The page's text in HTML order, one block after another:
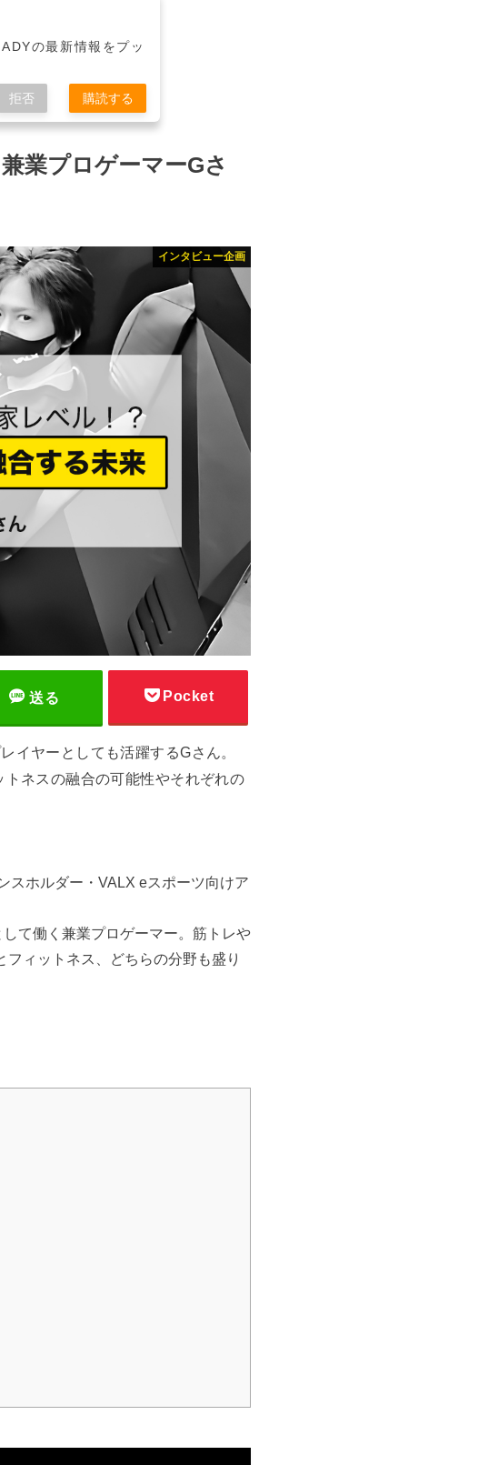
業プロゲーマーGさ
インタビュー企画
送る Pocket
イヤーとしても活躍するGさん。
ネスの融合の可能性やそれぞれの
スホルダー・ VALX eスポーツ向けア
て働く兼業プロゲーマー。筋トレや
フィットネス
、どちらの分野も盛り
最新情報をプッ
拒否 購読する